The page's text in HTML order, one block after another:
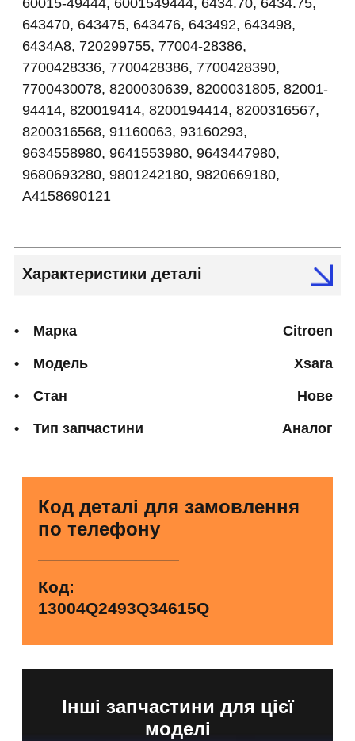
60015-49444, 6001549444, 6434.70, 6434.75,
643470, 643475, 643476, 643492, 643498,
6434A8, 720299755, 77004-28386,
7700428336, 7700428386, 7700428390,
7700430078, 8200030639, 8200031805, 82001-
94414, 820019414, 8200194414, 8200316567,
8200316568, 91160063, 93160293,
9634558980, 9641553980, 9643447980,
9680693280, 9801242180, 9820669180,
A4158690121
Характеристики деталі
Марка Citroen
Модель Xsara
Стан Нове
Тип запчастини Аналог
Код деталі для замовлення
по телефону
Код:
13004Q2493Q34615Q
Інші запчастини для цієї
моделі